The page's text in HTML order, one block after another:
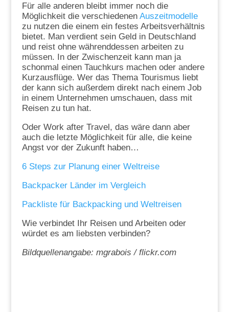
Für alle anderen bleibt immer noch die
Möglichkeit die verschiedenen Auszeitmodelle
zu nutzen die einem ein festes Arbeitsverhältnis
bietet. Man verdient sein Geld in Deutschland
und reist ohne währenddessen arbeiten zu
müssen. In der Zwischenzeit kann man ja
schonmal einen Tauchkurs machen oder andere
Kurzausflüge. Wer das Thema Tourismus liebt
der kann sich außerdem direkt nach einem Job
in einem Unternehmen umschauen, dass mit
Reisen zu tun hat.
Oder Work after Travel, das wäre dann aber
auch die letzte Möglichkeit für alle, die keine
Angst vor der Zukunft haben…
6 Steps zur Planung einer Weltreise
Backpacker Länder im Vergleich
Packliste für Backpacking und Weltreisen
Wie verbindet Ihr Reisen und Arbeiten oder
würdet es am liebsten verbinden?
Bildquellenangabe: mgrabois / flickr.com